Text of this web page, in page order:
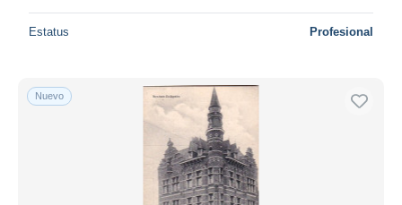
Estatus Profesional
Nuevo